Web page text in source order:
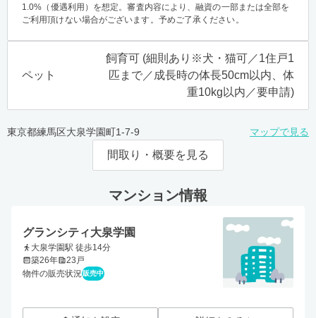
1.0%（優遇利用）を想定。審査内容により、融資の一部または全部を
ご利用頂けない場合がございます。予めご了承ください。
ペット
飼育可 (細則あり※犬・猫可／1住戸1
匹まで／成長時の体長50cm以内、体
重10kg以内／要申請)
東京都練馬区大泉学園町1-7-9 マップで見る
間取り・概要を見る
マンション情報
グランシティ大泉学園
大泉学園駅 徒歩14分
築26年
23戸
物件の販売状況 販売中